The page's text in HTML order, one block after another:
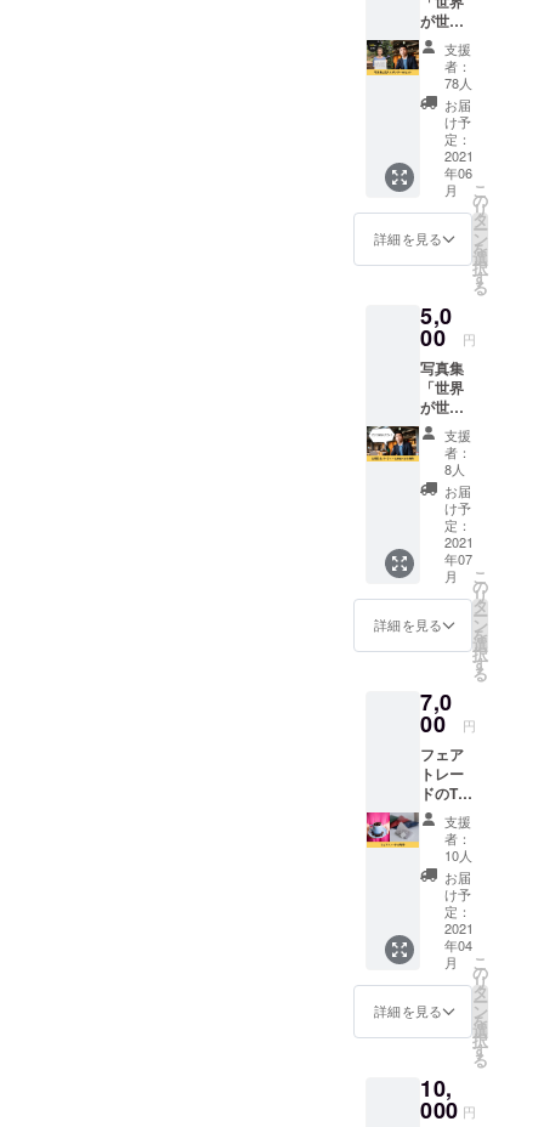
ニック
ネーム
での参
加も可
能で
す。
が世界
に伝え
るメッ
セー
ジ」を
１冊お
届けし
ます。
さらに
写真集
「世界
が世界
に伝え
るメッ
ジ」の
巻末に
あなた
のお名
前を掲
載しま
す。 ※
購入時
に備考
欄に掲
載する
お名前
を記入
してく
ださ
い。 ※
ニック
能で
す。 ※
送料込
みのお
値段で
す。 ※
出版社
にクラ
ウド
ファン
ディン
グで販
売する
許可を
得てい
ます。
支援
者：
78人
お届
け予
定：
2021
年06
月
詳細を見る
こ
の
リ
タ
ー
ン
を
選
択
す
る
5,0
00 円
写真集
「世界
が世界
に伝え
るメッ
セー
ジ」の
出版記
念パー
ティー
に参加
できる
権利で
す。 場
所は大
阪市内
してお
りま
す。 日
程は７
月を予
定して
おりま
す。 ※
開催地
までの
交通費
は別途
必要で
す。
支援
者：
8人
お届
け予
定：
2021
年07
月
詳細を見る
こ
の
リ
タ
ー
ン
を
選
択
す
る
7,0
00 円
フェア
トレー
ドのT
バック
コー
ヒー５
個セッ
トで
す。 ※
送料込
みのお
値段で
す。 ※
販売許
可を
取って
ており
ます。
支援
者：
10人
お届
け予
定：
2021
年04
月
詳細を見る
こ
の
リ
タ
ー
ン
を
選
択
す
る
10,
000 円